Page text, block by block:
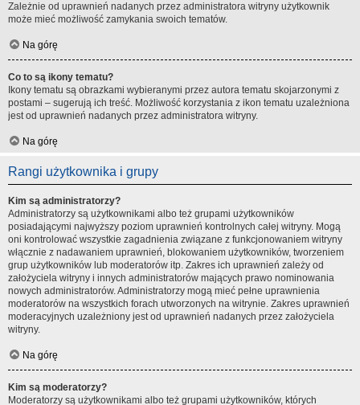
Zależnie od uprawnień nadanych przez administratora witryny użytkownik
może mieć możliwość zamykania swoich tematów.
Na górę
Co to są ikony tematu?
Ikony tematu są obrazkami wybieranymi przez autora tematu skojarzonymi z
postami – sugerują ich treść. Możliwość korzystania z ikon tematu uzależniona
jest od uprawnień nadanych przez administratora witryny.
Na górę
Rangi użytkownika i grupy
Kim są administratorzy?
Administratorzy są użytkownikami albo też grupami użytkowników
posiadającymi najwyższy poziom uprawnień kontrolnych całej witryny. Mogą
oni kontrolować wszystkie zagadnienia związane z funkcjonowaniem witryny
włącznie z nadawaniem uprawnień, blokowaniem użytkowników, tworzeniem
grup użytkowników lub moderatorów itp. Zakres ich uprawnień zależy od
założyciela witryny i innych administratorów mających prawo nominowania
nowych administratorów. Administratorzy mogą mieć pełne uprawnienia
moderatorów na wszystkich forach utworzonych na witrynie. Zakres uprawnień
moderacyjnych uzależniony jest od uprawnień nadanych przez założyciela
witryny.
Na górę
Kim są moderatorzy?
Moderatorzy są użytkownikami albo też grupami użytkowników, których